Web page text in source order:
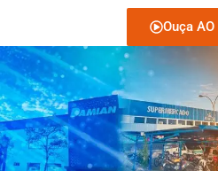
Ouça AO